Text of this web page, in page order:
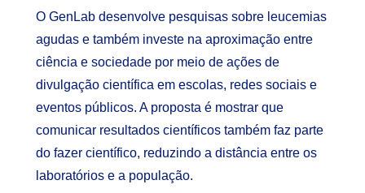
O GenLab desenvolve pesquisas sobre leucemias
agudas e também investe na aproximação entre
ciência e sociedade por meio de ações de
divulgação científica em escolas, redes sociais e
eventos públicos. A proposta é mostrar que
comunicar resultados científicos também faz parte
do fazer científico, reduzindo a distância entre os
laboratórios e a população.